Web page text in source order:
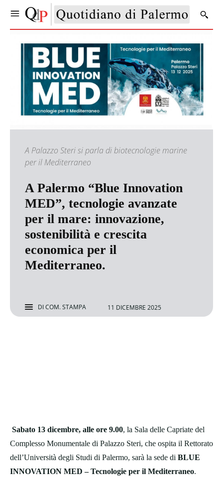
A Palazzo Steri si parla di biotecnologie marine
per il Mediterraneo
A Palermo “Blue Innovation
MED”, tecnologie avanzate
per il mare: innovazione,
sostenibilità e crescita
economica per il
Mediterraneo.
DICOM. STAMPA 11 DICEMBRE 2025
Sabato 13 dicembre, alle ore 9.00, la Sala delle Capriate del
Complesso Monumentale di Palazzo Steri, che ospita il Rettorato
dell’Università degli Studi di Palermo, sarà la sede di BLUE
INNOVATION MED – Tecnologie per il Mediterraneo.